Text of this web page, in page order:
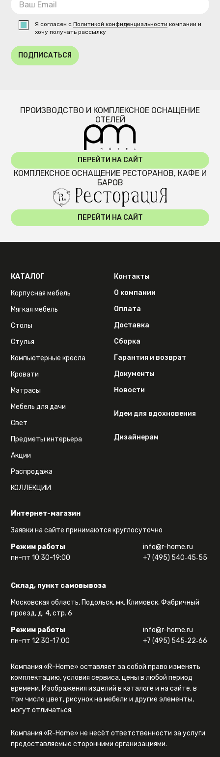
Я согласен сПолитикой конфиденциальности компании и
хочу получать рассылку
ПОДПИСАТЬСЯ
ПРОИЗВОДСТВО И КОМПЛЕКСНОЕ ОСНАЩЕНИЕ
ОТЕЛЕЙ
ПЕРЕЙТИ НА САЙТ
КОМПЛЕКСНОЕ ОСНАЩЕНИЕ РЕСТОРАНОВ, КАФЕ И
БАРОВ
ПЕРЕЙТИ НА САЙТ
Интернет-магазин
Заявки на сайте принимаются круглосуточно
Режим работы
пн-пт 10:30-19:00
info@r-home.ru
+7 (495) 540‑45‑55
Склад, пункт самовывоза
Московская область, Подольск, мк. Климовск, Фабричный
проезд, д. 4, стр. 6
Режим работы
пн-пт 12:30-17:00
info@r-home.ru
+7 (495) 545‑22‑66
КАТАЛОГ
Корпусная мебель
Мягкая мебель
Столы
Стулья
Компьютерные кресла
Кровати
Матрасы
Мебель для дачи
Свет
Предметы интерьера
Акции
Распродажа
КОЛЛЕКЦИИ
Контакты
О компании
Оплата
Доставка
Сборка
Гарантия и возврат
Документы
Новости
Идеи для вдохновения
Дизайнерам
Компания «R-Home» оставляет за собой право изменять
комплектацию, условия сервиса, цены в любой период
времени. Изображения изделий в каталоге и на сайте, в
том числе цвет, рисунок на мебели и другие элементы,
могут отличаться.
Компания «R-Home» не несёт ответственности за услуги
предоставляемые сторонними организациями.